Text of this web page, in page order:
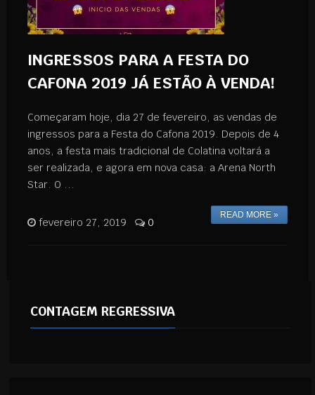
INGRESSOS PARA A FESTA DO
CAFONA 2019 JÁ ESTÃO À VENDA!
Começaram hoje, dia 27 de fevereiro, as vendas de
ingressos para a Festa do Cafona 2019. Depois de 4
anos, a festa mais tradicional de Colatina voltará a
ser realizada, e agora em nova casa: a Arena North
Star. O ...
READ MORE »
fevereiro 27, 2019 0
CONTAGEM REGRESSIVA